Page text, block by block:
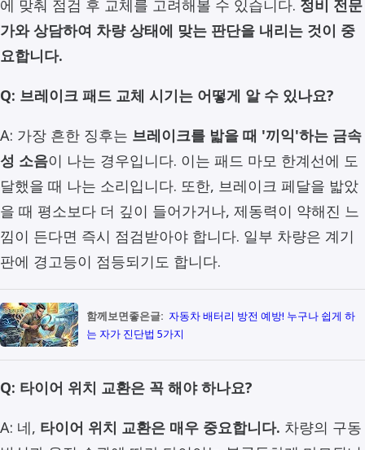
에 맞춰 점검 후 교체를 고려해볼 수 있습니다. 정비 전문
가와 상담하여 차량 상태에 맞는 판단을 내리는 것이 중
요합니다.
Q: 브레이크 패드 교체 시기는 어떻게 알 수 있나요?
A: 가장 흔한 징후는 브레이크를 밟을 때 '끼익'하는 금속
성 소음이 나는 경우입니다. 이는 패드 마모 한계선에 도
달했을 때 나는 소리입니다. 또한, 브레이크 페달을 밟았
을 때 평소보다 더 깊이 들어가거나, 제동력이 약해진 느
낌이 든다면 즉시 점검받아야 합니다. 일부 차량은 계기
판에 경고등이 점등되기도 합니다.
함께보면좋은글: 자동차 배터리 방전 예방! 누구나 쉽게 하
는 자가 진단법 5가지
Q: 타이어 위치 교환은 꼭 해야 하나요?
A: 네, 타이어 위치 교환은 매우 중요합니다. 차량의 구동